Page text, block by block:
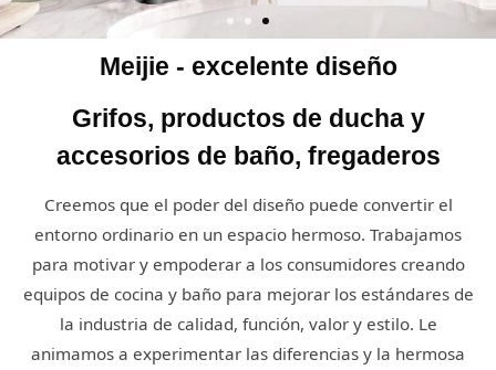
Meijie - excelente diseño
Grifos, productos de ducha y
accesorios de baño, fregaderos
Creemos que el poder del diseño puede convertir el
entorno ordinario en un espacio hermoso. Trabajamos
para motivar y empoderar a los consumidores creando
equipos de cocina y baño para mejorar los estándares de
la industria de calidad, función, valor y estilo. Le
animamos a experimentar las diferencias y la hermosa